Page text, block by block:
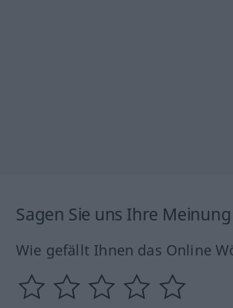
Sagen Sie uns Ihre
Wie gefällt Ihnen das Online